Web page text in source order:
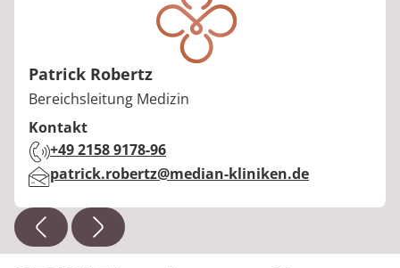
Patrick Robertz
Berufstitel:
Bereichsleitung Medizin
Kontakt
Telefon:
+49 2158 9178-96
E-Mail:patrick.robertz@median-kliniken.de